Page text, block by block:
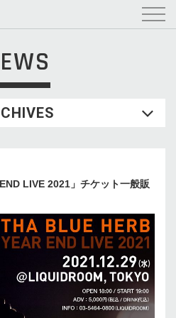
LIVE 2021」チケット一般販